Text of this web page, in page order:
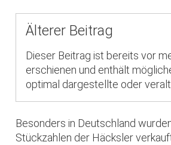
Älterer Beitrag
Dieser Beitrag ist bereits vor
erschienen und enthält
optimal dargestellte oder
Besonders in Deutschland
Stückzahlen der Häcksler